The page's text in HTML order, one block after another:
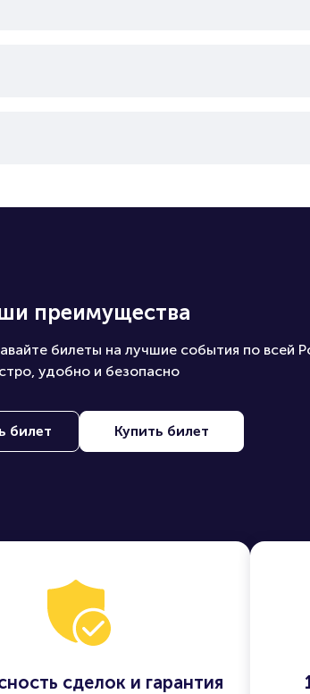
преимущества
билеты на лучшие события по всей
удобно и безопасно
билет Купить билет
сделок и гарантия